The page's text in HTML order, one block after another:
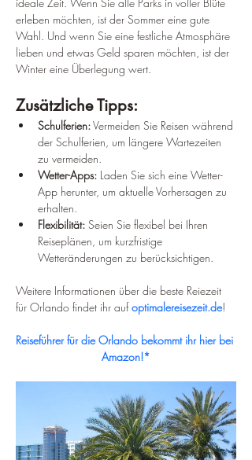
ideale Zeit. Wenn Sie alle Parks in voller Blüte
erleben möchten, ist der Sommer eine gute
Wahl. Und wenn Sie eine festliche Atmosphäre
lieben und etwas Geld sparen möchten, ist der
Winter eine Überlegung wert.
Zusätzliche Tipps:
Schulferien: Vermeiden Sie Reisen während
der Schulferien, um längere Wartezeiten
zu vermeiden.
Wetter-Apps: Laden Sie sich eine Wetter-
App herunter, um aktuelle Vorhersagen zu
erhalten.
Flexibilität: Seien Sie flexibel bei Ihren
Reiseplänen, um kurzfristige
Wetteränderungen zu berücksichtigen.
Weitere Informationen über die beste Reiezeit
für Orlando findet ihr auf optimalereisezeit.de!
Reiseführer für die Orlando bekommt ihr hier bei
Amazon!*